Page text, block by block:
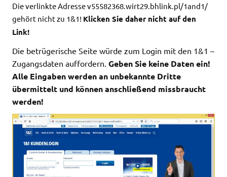
Die verlinkte Adresse v55582368.wirt29.bhlink.pl/1and1/
gehört nicht zu 1&1! Klicken Sie daher nicht auf den
Link!
Die betrügerische Seite würde zum Login mit den 1&1 –
Zugangsdaten auffordern. Geben Sie keine Daten ein!
Alle Eingaben werden an unbekannte Dritte
übermittelt und können anschließend missbraucht
werden!